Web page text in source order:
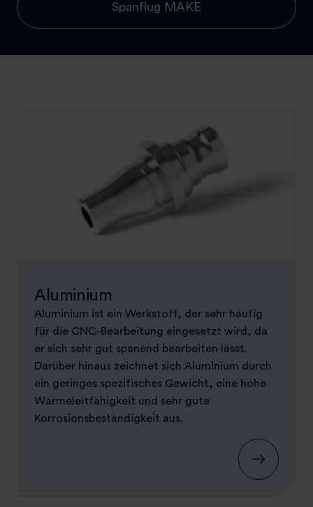
Spanflug MAKE
Aluminium
Aluminium ist ein Werkstoff, der sehr häufig
für die CNC-Bearbeitung eingesetzt wird, da
er sich sehr gut spanend bearbeiten lässt.
Darüber hinaus zeichnet sich Aluminium durch
ein geringes spezifisches Gewicht, eine hohe
Wärmeleitfähigkeit und sehr gute
Korrosionsbeständigkeit aus.